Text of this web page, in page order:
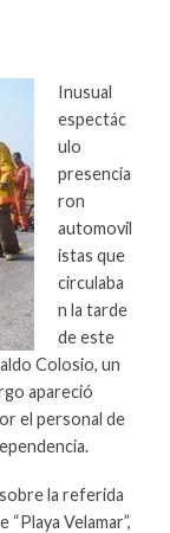
Inusual
espectác
ulo
presencia
ron
automovil
istas que
circulaba
n la tarde
de este
Colosio, un
apareció
el personal de
la referida
Velamar”,